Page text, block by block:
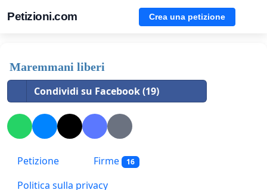
Petizioni.com Crea una petizione
Maremmani liberi
Condividi su Facebook (19)
Petizione Firme 16
Politica sulla privacy